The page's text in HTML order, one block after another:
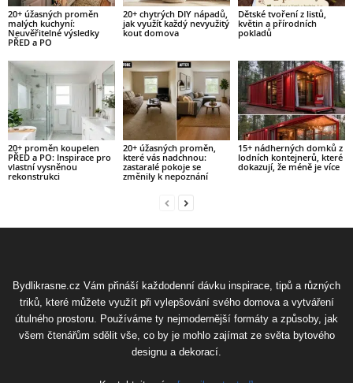
20+ úžasných proměn
malých kuchyní:
Neuvěřitelné výsledky
PŘED a PO
20+ chytrých DIY nápadů,
jak využít každý nevyužitý
kout domova
Dětské tvoření z listů,
květin a přírodních
pokladů
20+ proměn koupelen
PŘED a PO: Inspirace pro
vlastní vysněnou
rekonstrukci
20+ úžasných proměn,
které vás nadchnou:
zastaralé pokoje se
změnily k nepoznání
15+ nádherných domků z
lodních kontejnerů, které
dokazují, že méně je více
Bydlikrasne.cz Vám přináší každodenní dávku inspirace, tipů a různých
triků, které můžete využít při vylepšování svého domova a vytváření
útulného prostoru. Používáme ty nejmodernější formáty a způsoby, jak
všem čtenářům sdělit vše, co by je mohlo zajímat ze světa bytového
designu a dekorací.